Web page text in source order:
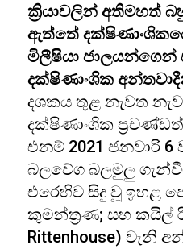
ක්‍රියාවලින් අතිමහත්
ඇත්තේ
මිලීෂියා
දක්ෂිණාංශික
දශකය තුළ නැවත
දක්ෂිණාංශික
එනම් 2021 ජනවාරි 6
බලවේග බලමුලු
එරෙහිව සිදු වූ ඉහළ
කුමන්ත්‍රණ; සහ කයිල්
Rittenhouse) වැනි